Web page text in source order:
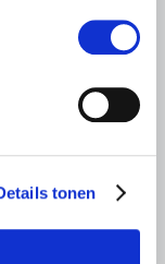
tonen
per direct
Zorg
in Nederland
Lees meer